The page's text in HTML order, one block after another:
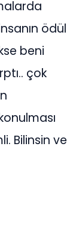
ödül
beni
çok
Bilinsin ve